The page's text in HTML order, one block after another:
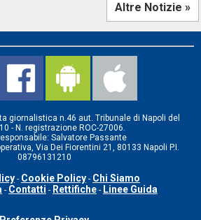
Altre Notizie »
giornalistica n.46 aut. Tribunale di Napoli del
- N. registrazione ROC-27006.
Salvatore Passante
Via Dei Fiorentini 21, 80133 Napoli P.I.
08796131210
- Cookie Policy - Chi Siamo
- Contatti - Rettifiche - Linee Guida